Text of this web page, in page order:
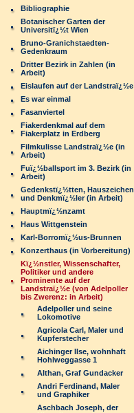
Bibliographie
Botanischer Garten der
Universitï¿½t Wien
Bruno-Granichstaedten-
Gedenkraum
Dritter Bezirk in Zahlen (in
Arbeit)
Eislaufen auf der Landstraï¿½e
Es war einmal
Fasanviertel
Fiakerdenkmal auf dem
Fiakerplatz in Erdberg
Filmkulisse Landstraï¿½e (in
Arbeit)
Fuï¿½ballsport im 3. Bezirk (in
Arbeit)
Gedenkstï¿½tten, Hauszeichen
und Denkmï¿½ler (in Arbeit)
Hauptmï¿½nzamt
Haus Wittgenstein
Karl-Borromï¿½us-Brunnen
Konzerthaus (in Vorbereitung)
Kï¿½nstler, Wissenschafter,
Politiker und andere
Prominente auf der
Landstraï¿½e (von Adelpoller
bis Zwerenz: in Arbeit)
Adelpoller und seine
Lokomotive
Agricola Carl, Maler und
Kupferstecher
Aichinger Ilse, wohnhaft
Hohlweggasse 1
Althan, Graf Gundacker
Andri Ferdinand, Maler
und Graphiker
Aschbach Joseph, der